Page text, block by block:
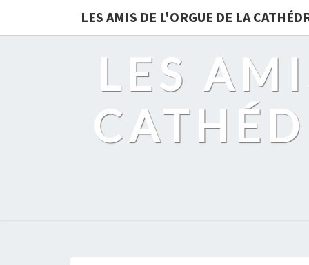
LES AMIS DE L'ORGUE DE LA
LES